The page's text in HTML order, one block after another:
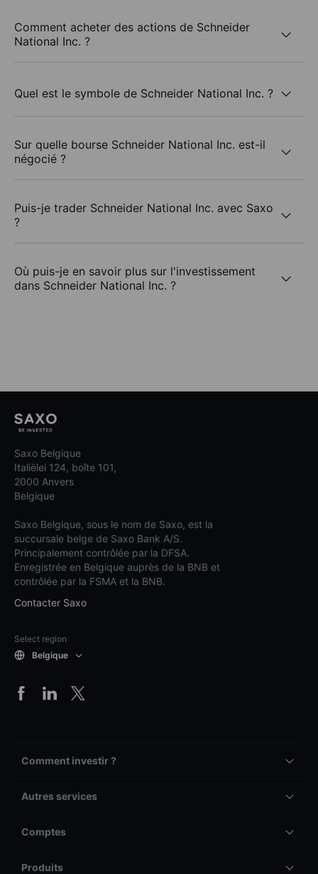
Comment acheter des actions de Schneider
National Inc. ?
Quel est le symbole de Schneider National Inc. ?
Sur quelle bourse Schneider National Inc. est-il
négocié ?
Puis-je trader Schneider National Inc. avec Saxo
?
Où puis-je en savoir plus sur l'investissement
dans Schneider National Inc. ?
Saxo Belgique
Italiëlei 124, boîte 101,
2000 Anvers
Belgique
Saxo Belgique, sous le nom de Saxo, est la
succursale belge de Saxo Bank A/S.
Principalement contrôlée par la DFSA.
Enregistrée en Belgique auprès de la BNB et
contrôlée par la FSMA et la BNB.
Contacter Saxo
Select region
Belgique
Comment investir ?
Autres services
Comptes
Produits